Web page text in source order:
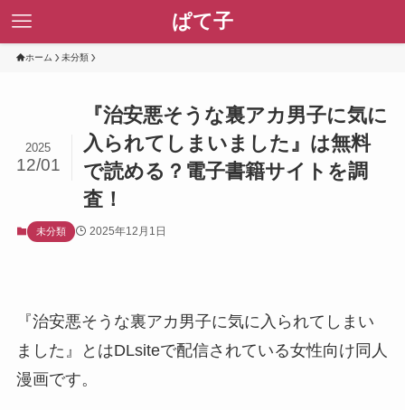
ぱて子
ホーム 未分類
『治安悪そうな裏アカ男子に気に
入られてしまいました』は無料
で読める？電子書籍サイトを調
査！
2025
12/01
未分類 2025年12月1日
『治安悪そうな裏アカ男子に気に入られてしまい
ました』とはDLsiteで配信されている女性向け同人
漫画です。